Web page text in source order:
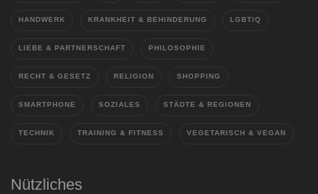
HANDWERK KRANKHEIT & BEHINDERUNG LGBTIQ
LIEBE & PARTNERSCHAFT PHILOSOPHIE
RECHT & GESETZ RELIGION SHOPPING
SMARTPHONE SOZIALES STÄDTE & REGIONEN
TECHNIK TRAINING & FITNESS VEGETARISCH & VEGAN
Nützliches